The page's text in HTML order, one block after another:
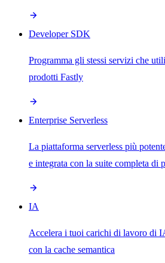
Developer SDK
Programma gli stessi servizi che
prodotti Fastly
Enterprise Serverless
La piattaforma serverless più
e integrata con la suite completa di
IA
Accelera i tuoi carichi di lavoro di
con la cache semantica